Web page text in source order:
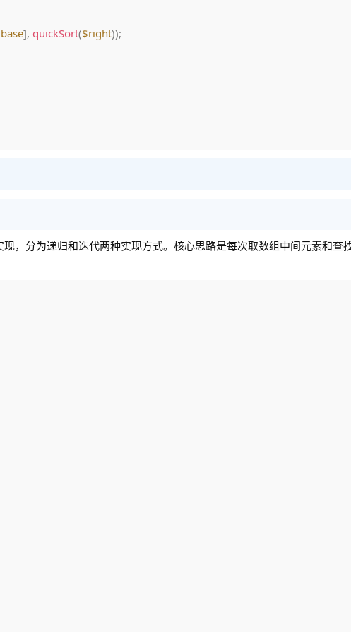
], quickSort($right));
，分为递归和迭代两种实现方式。核心思路是每次取数组中间元素和查找